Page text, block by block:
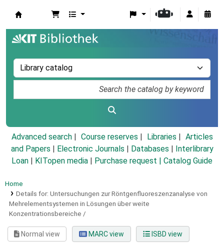
Advanced search Course reserves Libraries
Articles
and Papers
Electronic Journals Databases
Interlibrary
Loan
KITopen media Purchase request | Catalog Guide
Home
Details for: Untersuchungen zur Röntgenfluoreszenzanalyse von
Mehrelementsystemen in Lösungen über weite
Konzentrationsbereiche /
Normal view MARC view ISBD view